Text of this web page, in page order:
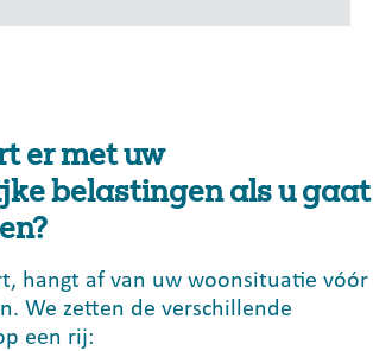
er met uw
belastingen als u gaat
hangt af van uw woonsituatie vóór
We zetten de verschillende
een rij: